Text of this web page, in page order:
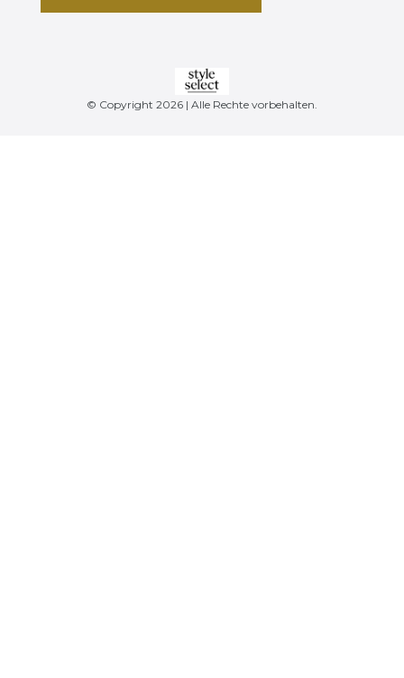
© Copyright 2026 | Alle Rechte vorbehalten.